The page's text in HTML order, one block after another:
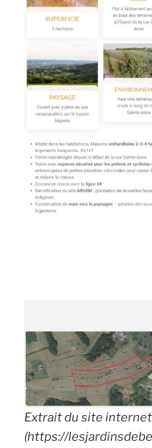
Extrait du site internet
(https://